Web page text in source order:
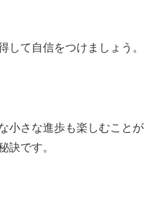
して自信をつけましょう。
小さな進歩も楽しむことが
訣です。